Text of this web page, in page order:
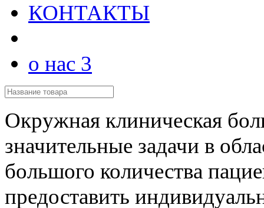
КОНТАКТЫ
о нас 3
Окружная клиническая
значительные задачи в
большого количества
предоставить